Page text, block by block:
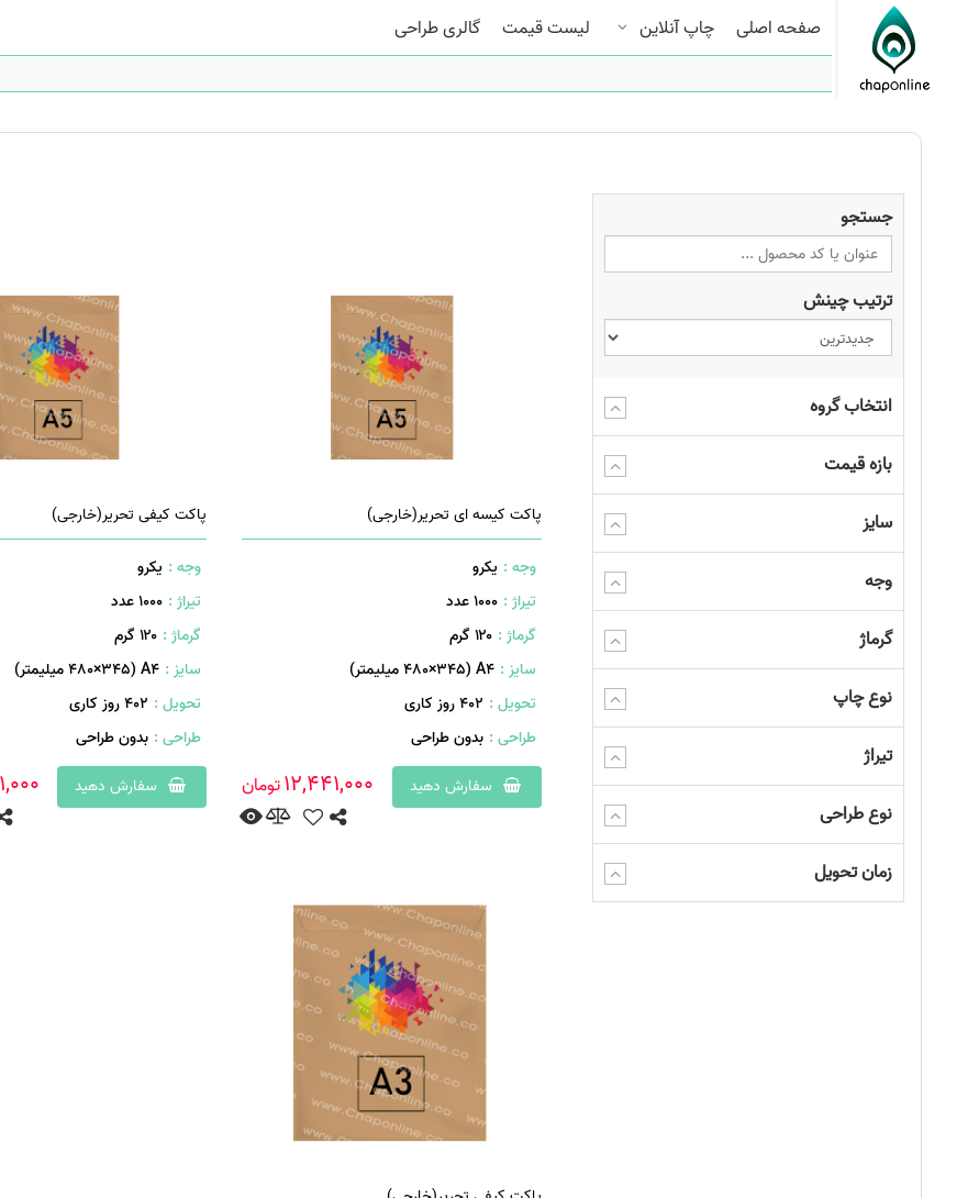
صفحه اصلی چاپ آنلاین لیست قیمت گالری طراحی
جستجو
ترتیب چینش
انتخاب گروه
بازه قیمت
سایز
وجه
گرماژ
نوع چاپ
تیراژ
نوع طراحی
زمان تحویل
پاکت کیسه ای تحریر(خارجی)
وجه : یکرو
تیراژ : 1000 عدد
گرماژ : ۱۲۰ گرم
سایز : A۴ (۴۸۰×۳4۵ میلیمتر)
تحویل : 402 روز کاری
طراحی : بدون طراحی
سفارش دهید
12,441,000تومان
پاکت کیفی تحریر(خارجی)
وجه : یکرو
تیراژ : 1000 عدد
گرماژ : ۱۲۰ گرم
سایز : A۴ (۴۸۰×۳4۵ میلیمتر)
تحویل : 402 روز کاری
طراحی : بدون طراحی
سفارش دهید